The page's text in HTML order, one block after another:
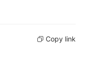
Copy link